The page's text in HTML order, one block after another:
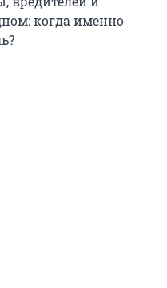
когда именно